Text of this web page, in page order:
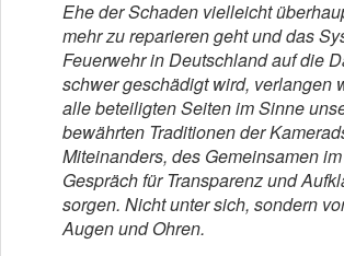
Ehe der Schaden vielleicht
mehr zu reparieren geht und das
Feuerwehr in Deutschland auf die
schwer geschädigt wird, verlangen
alle beteiligten Seiten im Sinne
bewährten Traditionen der
Miteinanders, des Gemeinsamen
Gespräch für Transparenz und
sorgen. Nicht unter sich, sondern
Augen und Ohren.